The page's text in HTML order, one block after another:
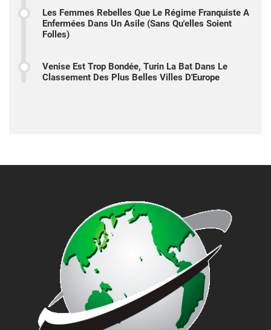
Les Femmes Rebelles Que Le Régime Franquiste A
Enfermées Dans Un Asile (sans Qu'elles Soient
Folles)
Venise Est Trop Bondée, Turin La Bat Dans Le
Classement Des Plus Belles Villes D'Europe